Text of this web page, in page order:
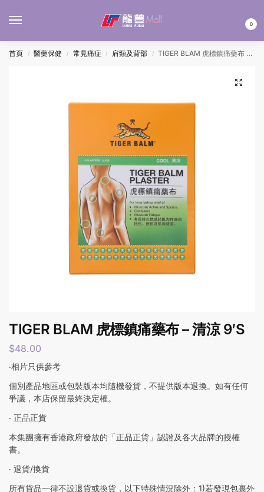
0
首頁 / 醫藥保健 / 常見痛症 / 肩頸及背部 / TIGER BLAM 虎標鎮痛藥布 – 清涼 9’S
TIGER BLAM 虎標鎮痛藥布 – 清涼 9’S
$48.00
‧相片只供參考
個別產品地區或包裝版本均隨機發貨，不提供版本退換。如有任何
爭議，本店保留最終決定權。
‧ 正品正貨
本集團擁有香港政府發放的「正品正貨」認證及各大品牌的授權
書。
‧ 退貨/換貨
所有貨品一律不設退貨或換貨，以下特殊情況除外：1)若發現包裹外